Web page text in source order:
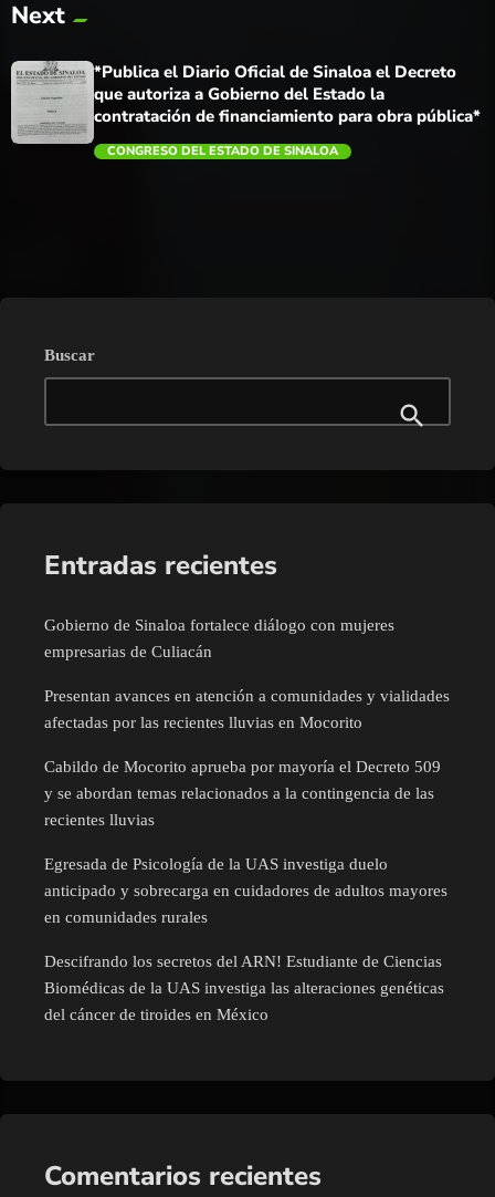
Next
*Publica el Diario Oficial de Sinaloa el Decreto
que autoriza a Gobierno del Estado la
contratación de financiamiento para obra pública*
CONGRESO DEL ESTADO DE SINALOA
Buscar
Entradas recientes
Gobierno de Sinaloa fortalece diálogo con mujeres
empresarias de Culiacán
Presentan avances en atención a comunidades y vialidades
afectadas por las recientes lluvias en Mocorito
Cabildo de Mocorito aprueba por mayoría el Decreto 509
y se abordan temas relacionados a la contingencia de las
recientes lluvias
Egresada de Psicología de la UAS investiga duelo
anticipado y sobrecarga en cuidadores de adultos mayores
en comunidades rurales
Descifrando los secretos del ARN! Estudiante de Ciencias
Biomédicas de la UAS investiga las alteraciones genéticas
del cáncer de tiroides en México
Comentarios recientes